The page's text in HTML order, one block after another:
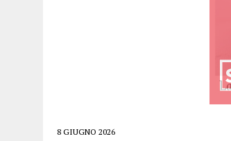
8 GIUGNO 2026